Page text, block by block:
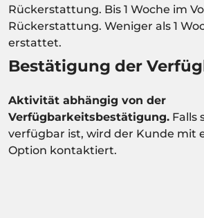
Rückerstattung. Bis 1 Woche im
Rückerstattung. Weniger als 1
erstattet.
Bestätigung der
Aktivität abhängig von der
Verfügbarkeitsbestätigung. Falls
verfügbar ist, wird der Kunde mit
Option kontaktiert.